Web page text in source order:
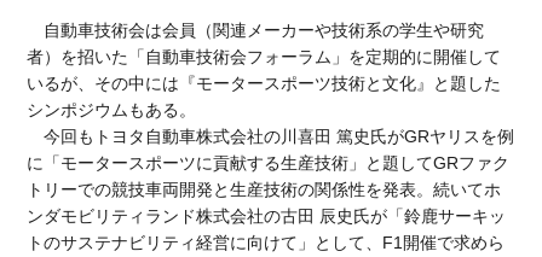
自動車技術会は会員（関連メーカーや技術系の学生や研究
者）を招いた「自動車技術会フォーラム」を定期的に開催して
いるが、その中には『モータースポーツ技術と文化』と題した
シンポジウムもある。
今回もトヨタ自動車株式会社の川喜田 篤史氏がGRヤリスを例
に「モータースポーツに貢献する生産技術」と題してGRファク
トリーでの競技車両開発と生産技術の関係性を発表。続いてホ
ンダモビリティランド株式会社の古田 辰史氏が「鈴鹿サーキッ
トのサステナビリティ経営に向けて」として、F1開催で求めら